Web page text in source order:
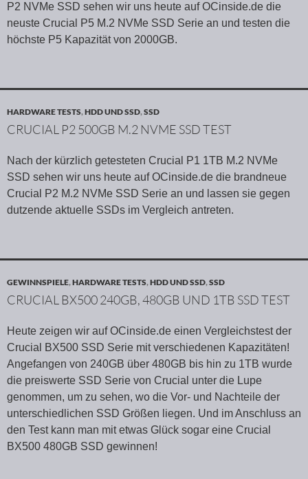
P2 NVMe SSD sehen wir uns heute auf OCinside.de die
neuste Crucial P5 M.2 NVMe SSD Serie an und testen die
höchste P5 Kapazität von 2000GB.
HARDWARE TESTS,HDD UND SSD,SSD
CRUCIAL P2 500GB M.2 NVME SSD TEST
Nach der kürzlich getesteten Crucial P1 1TB M.2 NVMe
SSD sehen wir uns heute auf OCinside.de die brandneue
Crucial P2 M.2 NVMe SSD Serie an und lassen sie gegen
dutzende aktuelle SSDs im Vergleich antreten.
GEWINNSPIELE,HARDWARE TESTS,HDD UND SSD,SSD
CRUCIAL BX500 240GB, 480GB UND 1TB SSD TEST
Heute zeigen wir auf OCinside.de einen Vergleichstest der
Crucial BX500 SSD Serie mit verschiedenen Kapazitäten!
Angefangen von 240GB über 480GB bis hin zu 1TB wurde
die preiswerte SSD Serie von Crucial unter die Lupe
genommen, um zu sehen, wo die Vor- und Nachteile der
unterschiedlichen SSD Größen liegen. Und im Anschluss an
den Test kann man mit etwas Glück sogar eine Crucial
BX500 480GB SSD gewinnen!